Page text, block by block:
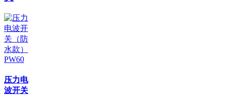
压力电
波开关